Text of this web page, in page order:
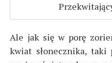
Ale jak się w porę
kwiat słonecznika, taki